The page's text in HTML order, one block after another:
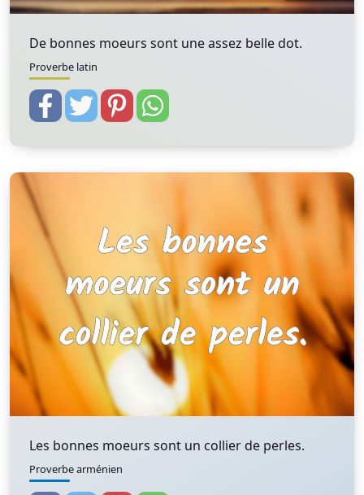
De bonnes moeurs sont une assez belle dot.
Proverbe latin
Les bonnes moeurs sont un collier de perles.
Proverbe arménien